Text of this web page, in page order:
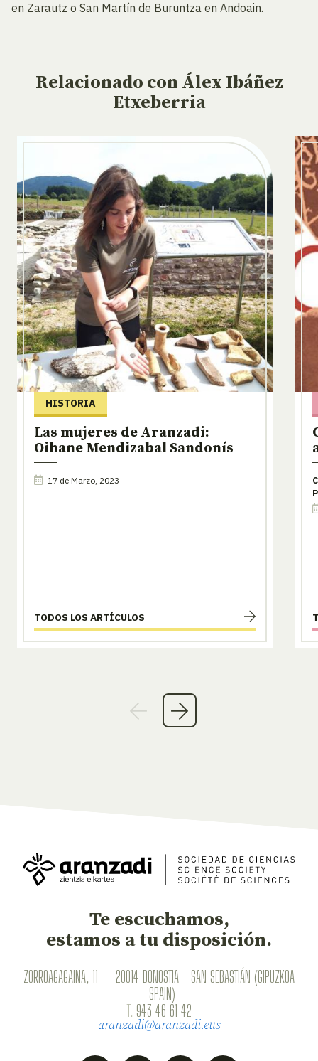
en Zarautz o San Martín de Buruntza en Andoain.
Relacionado con Álex Ibáñez
Etxeberria
HISTORIA
Las mujeres de Aranzadi:
Oihane Mendizabal Sandonís
17 de Marzo, 2023
TODOS LOS ARTÍCULOS
Te escuchamos,
estamos a tu disposición.
ZORROAGAGAINA, 11 — 20014 DONOSTIA - SAN SEBASTIÁN (GIPUZKOA
· SPAIN)
T. 943 46 61 42
aranzadi@aranzadi.eus